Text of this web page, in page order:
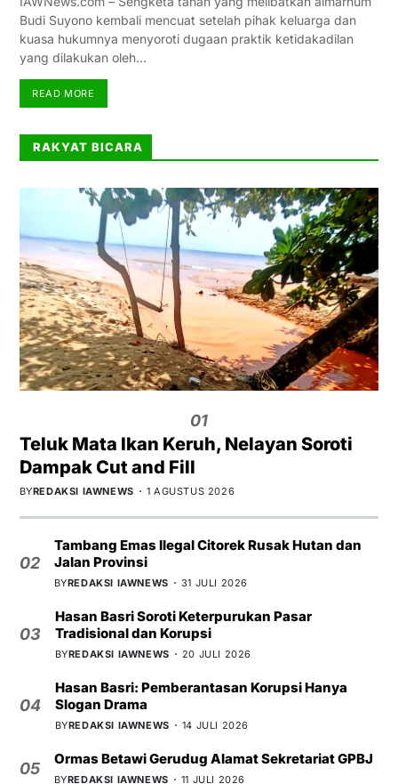
Budi Suyono kembali mencuat setelah pihak keluarga dan
kuasa hukumnya menyoroti dugaan praktik ketidakadilan
yang dilakukan oleh…
READ MORE
RAKYAT BICARA
01
Teluk Mata Ikan Keruh, Nelayan Soroti
Dampak Cut and Fill
BYREDAKSI IAWNEWS 1 AGUSTUS 2026
02
Tambang Emas Ilegal Citorek Rusak Hutan dan
Jalan Provinsi
BYREDAKSI IAWNEWS 31 JULI 2026
03
Hasan Basri Soroti Keterpurukan Pasar
Tradisional dan Korupsi
BYREDAKSI IAWNEWS 20 JULI 2026
04
Hasan Basri: Pemberantasan Korupsi Hanya
Slogan Drama
BYREDAKSI IAWNEWS 14 JULI 2026
05
Ormas Betawi Gerudug Alamat Sekretariat GPBJ
BYREDAKSI IAWNEWS 11 JULI 2026